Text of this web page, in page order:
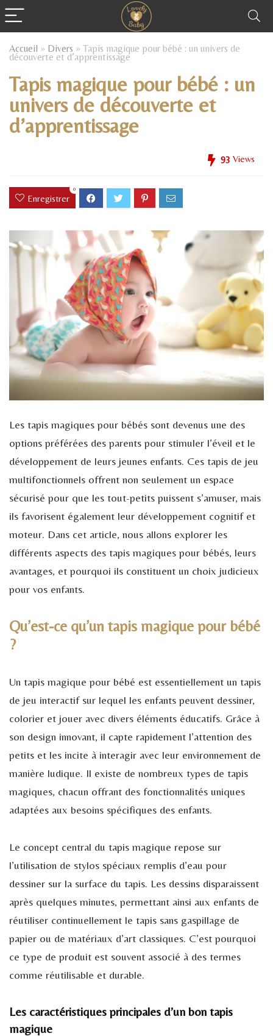
Accueil » Divers » Tapis magique pour bébé : un univers de
découverte et d’apprentissage
Tapis magique pour bébé : un
univers de découverte et
d’apprentissage
93 Views
Enregistrer
0
Les tapis magiques pour bébés sont devenus une des
options préférées des parents pour stimuler l’éveil et le
développement de leurs jeunes enfants. Ces tapis de jeu
multifonctionnels offrent non seulement un espace
sécurisé pour que les tout-petits puissent s’amuser, mais
ils favorisent également leur développement cognitif et
moteur. Dans cet article, nous allons explorer les
différents aspects des tapis magiques pour bébés, leurs
avantages, et pourquoi ils constituent un choix judicieux
pour vos enfants.
Qu’est-ce qu’un tapis magique pour bébé
?
Un tapis magique pour bébé est essentiellement un tapis
de jeu interactif sur lequel les enfants peuvent dessiner,
colorier et jouer avec divers éléments éducatifs. Grâce à
son design innovant, il capte rapidement l’attention des
petits et les incite à interagir avec leur environnement de
manière ludique. Il existe de nombreux types de tapis
magiques, chacun offrant des fonctionnalités uniques
adaptées aux besoins spécifiques des enfants.
Le concept central du tapis magique repose sur
l’utilisation de stylos spéciaux remplis d’eau pour
dessiner sur la surface du tapis. Les dessins disparaissent
après quelques minutes, permettant ainsi aux enfants de
réutiliser continuellement le tapis sans gaspillage de
papier ou de matériaux d’art classiques. C’est pourquoi
ce type de produit est souvent associé à des termes
comme réutilisable et durable.
Les caractéristiques principales d’un bon tapis
magique